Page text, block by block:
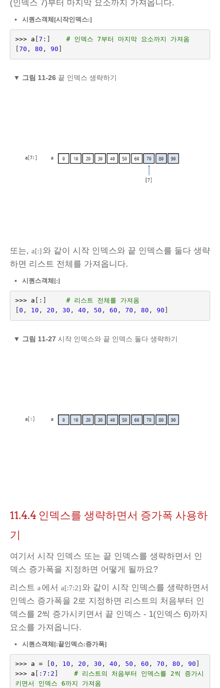
(인덱스 7)부터 마지막 요소까지 가져옵니다.
시퀀스객체[시작인덱스:]
>>> a 7 :]
# 인덱스 7부터 마지막 요소까지 가져옴
70 , 80 , 90
▼ 그림 11-26끝 인덱스 생략하기
또는, a[:] 와 같이 시작 인덱스와 끝 인덱스를 둘다 생략
하면 리스트 전체를 가져옵니다.
시퀀스객체[:]
>>> a [:]
# 리스트 전체를 가져옴
0 , 10 , 20 , 30 , 40 , 50 , 60 , 70 , 80 , 90
▼ 그림 11-27시작 인덱스와 끝 인덱스 둘다 생략하기
11.4.4 인덱스를 생략하면서 증가폭 사용하
기
여기서 시작 인덱스 또는 끝 인덱스를 생략하면서 인
덱스 증가폭을 지정하면 어떻게 될까요?
리스트 a 에서 a[:7:2] 와 같이 시작 인덱스를 생략하면서
인덱스 증가폭을 2로 지정하면 리스트의 처음부터 인
덱스를 2씩 증가시키면서 끝 인덱스 - 1(인덱스 6)까지
요소를 가져옵니다.
시퀀스객체[:끝인덱스:증가폭]
>>> a = 0 , 10 , 20 , 30 , 40 , 50 , 60 , 70 , 80 , 90
>>>
a [: 7 : 2
# 리스트의 처음부터 인덱스를 2씩 증가시
키면서 인덱스 6까지 가져옴